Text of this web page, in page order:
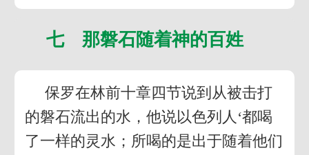
七 那磐石随着神的百姓
保罗在林前十章四节说到从被击打
的磐石流出的水，他说以色列人‘都喝
了一样的灵水；所喝的是出于随着他们